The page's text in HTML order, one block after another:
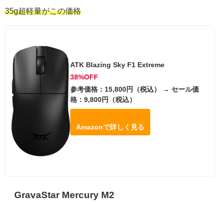
35g超軽量がこの価格
ATK Blazing Sky F1 Extreme
38%OFF
参考価格：15,800円（税込） → セール価
格：9,800円（税込）
Amazonで詳しく見る
GravaStar Mercury M2